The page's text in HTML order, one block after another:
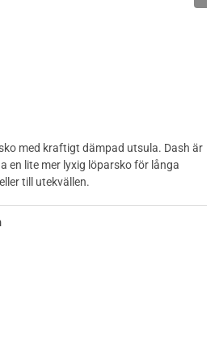
med kraftigt dämpad utsula. Dash är
en lite mer lyxig löparsko för långa
till utekvällen.